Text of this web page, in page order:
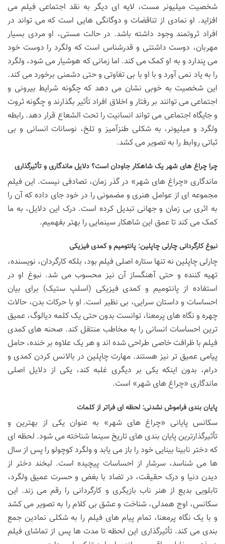
شخصیت میلیونر مست، لایه ای دیگر به نقد اجتماعی فیلم می
افزاید. او نمادی از تناقضات و دوگانگی هایی است که می تواند در
افراد ثروتمند وجود داشته باشد. در حالت مستی، او مردی بسیار
مهربان، دوست داشتنی و قدرشناس است که ولگرد را دوست خود
می پندارد و به او کمک می کند. اما زمانی که هوشیار می شود، ولگرد
را به یاد نمی آورد و با او با بی تفاوتی و حتی دشمنی برخورد می کند.
این شخصیت به خوبی نشان می دهد که چگونه شرایط بیرونی و
اجتماعی می توانند بر رفتار و اخلاق افراد تأثیر بگذارند و چگونه ثروت
و جایگاه اجتماعی می تواند انسانیت را تحت الشعاع قرار دهد. رابطه
ولگرد و میلیونر، به شکلی طنزآمیز و تلخ، نوسانات انسانی و بی
ثباتی روابط را به تصویر می کشد.
چرا چراغ های شهر یک شاهکار جاودان است؟ دلایل ماندگاری و تأثیرگذاری
ماندگاری «چراغ های شهر» در گذر زمان، تصادفی نیست. این فیلم
مجموعه ای از عوامل هنری و مضمونی را در خود جای داده که آن را
به اثری بی زمان و جهانی تبدیل کرده است. درک این دلایل، به ما
کمک می کند تا عمق این شاهکار سینمایی را بهتر بفهمیم.
نبوغ کارگردانی چارلی چاپلین: پانتومیم و کمدی فیزیکی
چارلی چاپلین نه تنها ستاره اصلی فیلم بود، بلکه کارگردان، نویسنده،
تهیه کننده و حتی آهنگساز آن نیز محسوب می شد. نبوغ او در
استفاده از پانتومیم و کمدی فیزیکی (اسلپ ستیک) برای بیان
احساسات و داستان سرایی، بی نظیر است. او با حرکات بدن، حالات
چهره و نگاه های پرمعنا، توانست بدون حتی یک کلمه دیالوگ، عمیق
ترین احساسات انسانی را به مخاطب منتقل کند. صحنه های کمدی
فیلم با ظرافت خاصی طراحی شده اند و هر یک علاوه بر خنده، حامل
پیامی عمیق تر نیز هستند. مهارت چاپلین در بالانس کردن کمدی و
درام، بدون اینکه یکی بر دیگری غلبه کند، یکی از دلایل اصلی
ماندگاری «چراغ های شهر» است.
پایان بندی فراموش نشدنی: لحظه ای فراتر از کلمات
سکانس پایانی «چراغ های شهر» به عنوان یکی از بهترین و
تأثیرگذارترین پایان بندی های تاریخ سینما شناخته می شود. لحظه ای
که دختر نابینا بینایی خود را باز می یابد و ولگرد کوچولو را پس از سال
ها می شناسد، سرشار از احساسات پیچیده است. لبخند دختر از
دیدن دنیا و درک حقیقت، در تضاد با بغض و حسرت عمیق ولگرد،
تابلویی بدیع از هنر ناب بازیگری و کارگردانی را رقم می زند. این
سکانس، اوج همدلی، شناخت و عشق بی کلام را به تصویر می کشد
و با یک نگاه پرمعنا، تمام پیام های فیلم را به شکلی نمادین جمع
بندی می کند. تأثیرگذاری این لحظه تا مدت ها پس از تماشای فیلم